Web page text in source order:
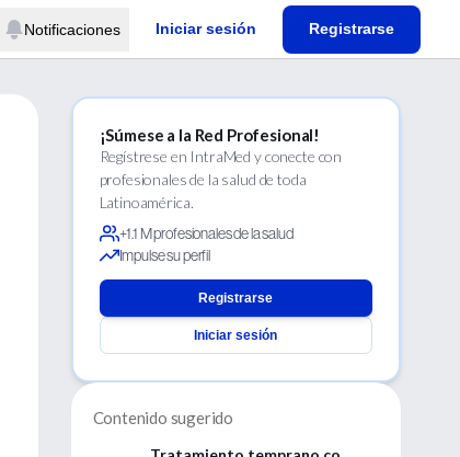
Notificaciones Iniciar sesión Registrarse
¡Súmese a la Red Profesional!
Regístrese en IntraMed y conecte con
profesionales de la salud de toda
Latinoamérica.
+1.1 M profesionales de la salud
Impulse su perfil
Registrarse
Iniciar sesión
Contenido sugerido